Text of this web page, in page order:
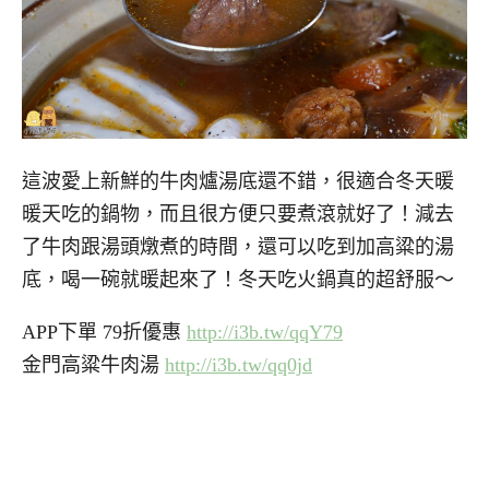
這波愛上新鮮的牛肉爐湯底還不錯，很適合冬天暖
暖天吃的鍋物，而且很方便只要煮滾就好了！減去
了牛肉跟湯頭燉煮的時間，還可以吃到加高粱的湯
底，喝一碗就暖起來了！冬天吃火鍋真的超舒服～
APP下單 79折優惠 http://i3b.tw/qqY79
金門高粱牛肉湯 http://i3b.tw/qq0jd